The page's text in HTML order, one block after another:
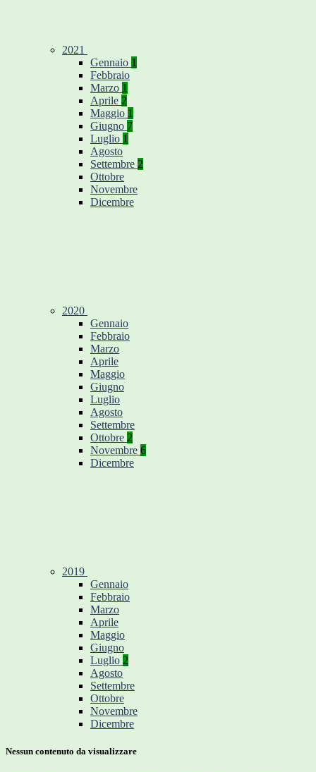
2021
Gennaio 1
Febbraio
Marzo 1
Aprile 2
Maggio 1
Giugno 7
Luglio 1
Agosto
Settembre 2
Ottobre
Novembre
Dicembre
2020
Gennaio
Febbraio
Marzo
Aprile
Maggio
Giugno
Luglio
Agosto
Settembre
Ottobre 2
Novembre 6
Dicembre
2019
Gennaio
Febbraio
Marzo
Aprile
Maggio
Giugno
Luglio 2
Agosto
Settembre
Ottobre
Novembre
Dicembre
Nessun contenuto da visualizzare